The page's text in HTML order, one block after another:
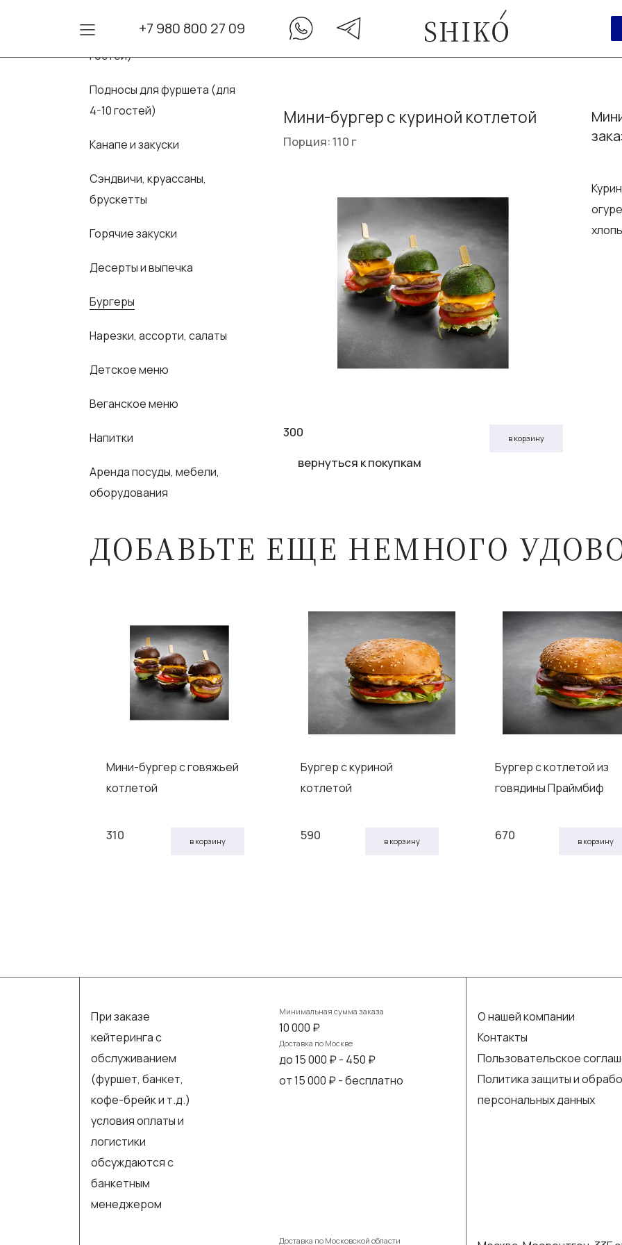
+7 980 800 27 09
Сеты для фуршета (для 10-30
гостей)
Подносы для фуршета (для
4-10 гостей)
Канапе и закуски
Сэндвичи, круассаны,
брускетты
Горячие закуски
Десерты и выпечка
Бургеры
Нарезки, ассорти, салаты
Детское меню
Веганское меню
Напитки
Аренда посуды, мебели,
оборудования
Мини-бургер с куриной котлетой
Порция: 110 г
300 в корзину
вернуться к покупкам
ДОБАВЬТЕ ЕЩЕ НЕМНОГО
Мини-бургер с говяжьей
котлетой
310 в корзину
Бургер с куриной
котлетой
590 в корзину
Бургер с котлетой из
говядины Праймбиф
670 в корзину
При заказе
кейтеринга с
обслуживанием
(фуршет, банкет,
кофе-брейк и т.д.)
условия оплаты и
логистики
обсуждаются с
банкетным
менеджером
Минимальная сумма заказа
10 000 ₽
Доставка по Москве
до 15 000 ₽ - 450 ₽
от 15 000 ₽ - бесплатно
О нашей компании
Контакты
Пользовательское
Политика защиты и
персональных данных
Доставка по Московской области